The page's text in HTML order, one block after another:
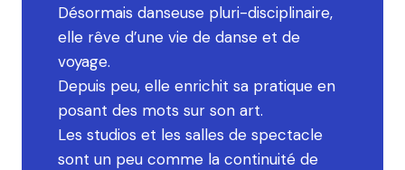
Désormais danseuse pluri-disciplinaire,
elle rêve d’une vie de danse et de
voyage.
Depuis peu, elle enrichit sa pratique en
posant des mots sur son art.
Les studios et les salles de spectacle
sont un peu comme la continuité de